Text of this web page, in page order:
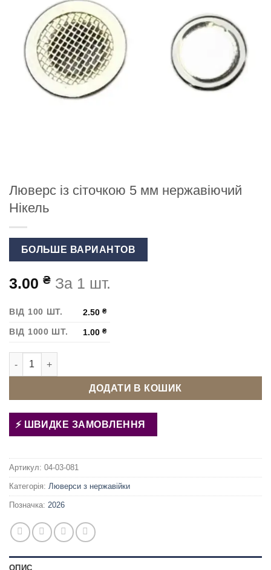
Люверс із сіточкою 5 мм нержавіючий
Нікель
БОЛЬШЕ ВАРИАНТОВ
3.00 ₴ За 1 шт.
ВІД 100 ШТ. 2.50₴
ВІД 1000 ШТ. 1.00₴
Люверс із сіточкою 5 мм нержавіючий Нікель кількість
ДОДАТИ В КОШИК
ШВИДКЕ ЗАМОВЛЕННЯ
Артикул: 04-03-081
Категорія: Люверси з нержавійки
Позначка: 2026
ОПИС